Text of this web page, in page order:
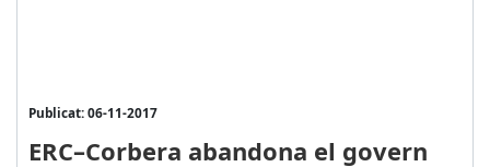
Publicat: 06-11-2017
ERC–Corbera abandona el govern